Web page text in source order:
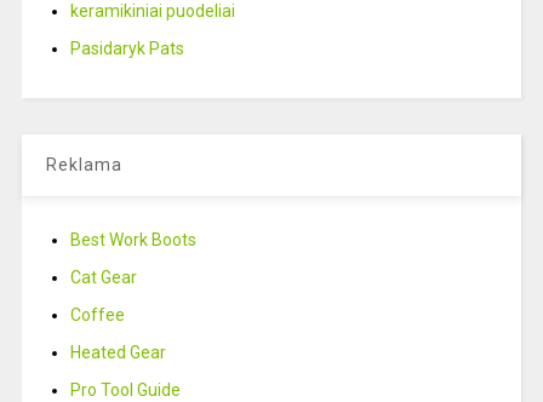
keramikiniai puodeliai
Pasidaryk Pats
Reklama
Best Work Boots
Cat Gear
Coffee
Heated Gear
Pro Tool Guide